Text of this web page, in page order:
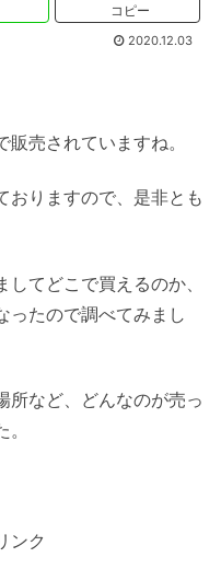
コピー
2020.12.03
売されていますね。
おりますので、是非とも
てどこで買えるのか、
ったので調べてみまし
所など、どんなのが売っ
ンク